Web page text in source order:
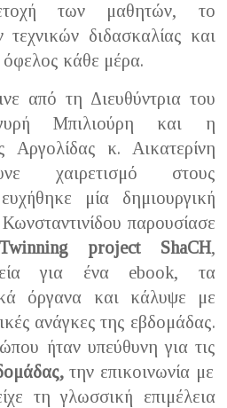
των μαθητών, το
διδασκαλίας και
όφελος κάθε μέρα.
από τη Διευθύντρια του
Μπιλιούρη και η
Αργολίδας κ. Αικατερίνη
χαιρετισμό στους
μία δημιουργική
παρουσίασε
project ShaCH,
για ένα ebook, τα
όργανα και κάλυψε με
ανάγκες της εβδομάδας.
ήταν υπεύθυνη για τις
την επικοινωνία με
τη γλωσσική επιμέλεια